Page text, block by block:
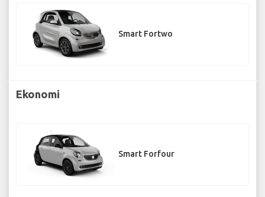
Smart Fortwo
Ekonomi
Smart Forfour